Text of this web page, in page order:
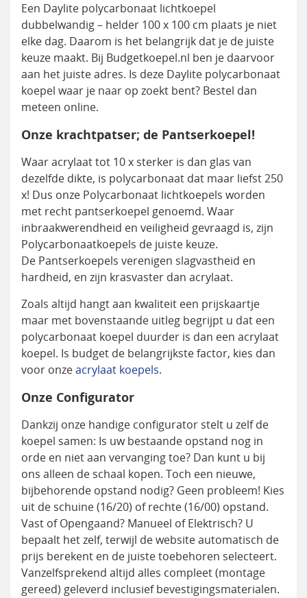
Een Daylite polycarbonaat lichtkoepel
dubbelwandig – helder 100 x 100 cm plaats je niet
elke dag. Daarom is het belangrijk dat je de juiste
keuze maakt. Bij Budgetkoepel.nl ben je daarvoor
aan het juiste adres. Is deze Daylite polycarbonaat
koepel waar je naar op zoekt bent? Bestel dan
meteen online.
Onze krachtpatser; de Pantserkoepel!
Waar acrylaat tot 10 x sterker is dan glas van
dezelfde dikte, is polycarbonaat dat maar liefst 250
x! Dus onze Polycarbonaat lichtkoepels worden
met recht pantserkoepel genoemd. Waar
inbraakwerendheid en veiligheid gevraagd is, zijn
Polycarbonaatkoepels de juiste keuze.
De Pantserkoepels verenigen slagvastheid en
hardheid, en zijn krasvaster dan acrylaat.
Zoals altijd hangt aan kwaliteit een prijskaartje
maar met bovenstaande uitleg begrijpt u dat een
polycarbonaat koepel duurder is dan een acrylaat
koepel. Is budget de belangrijkste factor, kies dan
voor onzeacrylaat koepels.
Onze Configurator
Dankzij onze handige configurator stelt u zelf de
koepel samen: Is uw bestaande opstand nog in
orde en niet aan vervanging toe? Dan kunt u bij
ons alleen de schaal kopen. Toch een nieuwe,
bijbehorende opstand nodig? Geen probleem! Kies
uit de schuine (16/20) of rechte (16/00) opstand.
Vast of Opengaand? Manueel of Elektrisch? U
bepaalt het zelf, terwijl de website automatisch de
prijs berekent en de juiste toebehoren selecteert.
Vanzelfsprekend altijd alles compleet (montage
gereed) geleverd inclusief bevestigingsmaterialen.